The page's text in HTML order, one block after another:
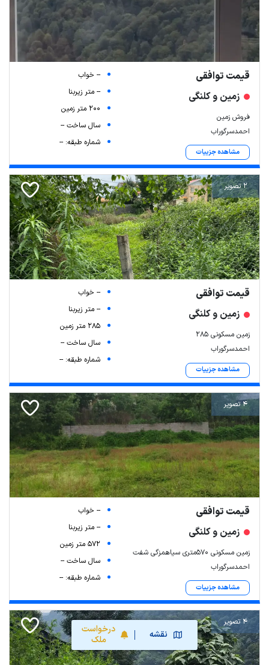
نقشه
درخواست
ملک
قیمت توافقی
زمین و کلنگی
فروش زمین
احمدسرگوراب
مشاهده جزییات
-- خواب
-- متر زیربنا
200 متر زمین
سال ساخت --
شماره طبقه: --
2 تصویر
قیمت توافقی
زمین و کلنگی
زمین مسکونی 285
احمدسرگوراب
مشاهده جزییات
-- خواب
-- متر زیربنا
285 متر زمین
سال ساخت --
شماره طبقه: --
4 تصویر
قیمت توافقی
زمین و کلنگی
زمین مسکونی 570متری سیاهمزگی شفت
احمدسرگوراب
مشاهده جزییات
-- خواب
-- متر زیربنا
572 متر زمین
سال ساخت --
شماره طبقه: --
4 تصویر